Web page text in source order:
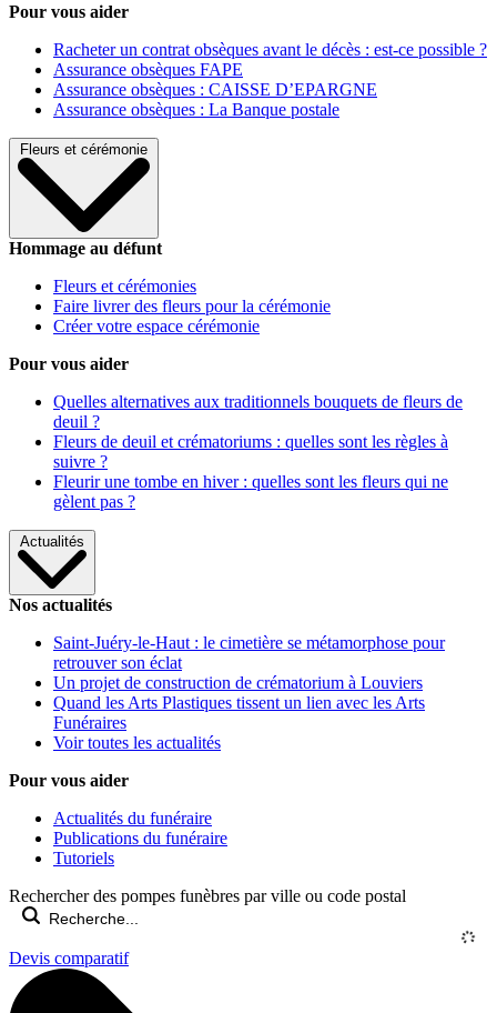
Pour vous aider
Racheter un contrat obsèques avant le décès : est-ce possible ?
Assurance obsèques FAPE
Assurance obsèques : CAISSE D’EPARGNE
Assurance obsèques : La Banque postale
Fleurs et cérémonie
Hommage au défunt
Fleurs et cérémonies
Faire livrer des fleurs pour la cérémonie
Créer votre espace cérémonie
Pour vous aider
Quelles alternatives aux traditionnels bouquets de fleurs de
deuil ?
Fleurs de deuil et crématoriums : quelles sont les règles à
suivre ?
Fleurir une tombe en hiver : quelles sont les fleurs qui ne
gèlent pas ?
Actualités
Nos actualités
Saint-Juéry-le-Haut : le cimetière se métamorphose pour
retrouver son éclat
Un projet de construction de crématorium à Louviers
Quand les Arts Plastiques tissent un lien avec les Arts
Funéraires
Voir toutes les actualités
Pour vous aider
Actualités du funéraire
Publications du funéraire
Tutoriels
Rechercher des pompes funèbres par ville ou code postal
Devis comparatif